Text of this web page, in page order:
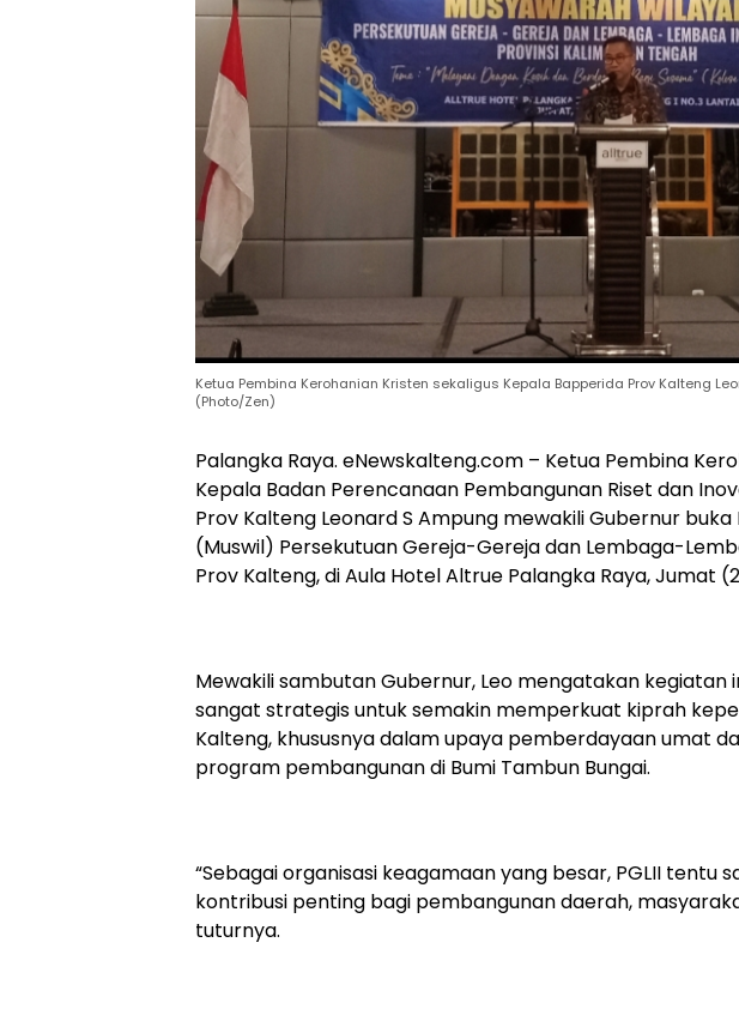
Ketua Pembina Kerohanian Kristen sekaligus Kepala Bapperida Prov Kalteng
(Photo/Zen)
Palangka Raya. eNewskalteng.com – Ketua Pembina
Kepala Badan Perencanaan Pembangunan Riset dan
Prov Kalteng Leonard S Ampung mewakili Gubernur
(Muswil) Persekutuan Gereja-Gereja dan Lembaga-
Prov Kalteng, di Aula Hotel Altrue Palangka Raya, Jumat
Mewakili sambutan Gubernur, Leo mengatakan
sangat strategis untuk semakin memperkuat kiprah
Kalteng, khususnya dalam upaya pemberdayaan umat
program pembangunan di Bumi Tambun Bungai.
“Sebagai organisasi keagamaan yang besar, PGLII tentu
kontribusi penting bagi pembangunan daerah,
tuturnya.